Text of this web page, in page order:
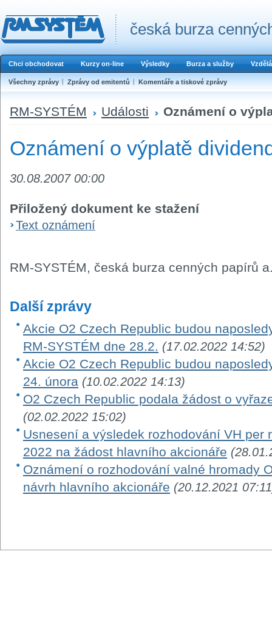
česká burza
Chci obchodovat Kurzy on-line Výsledky Burza a služby
Všechny zprávy Zprávy od emitentů Komentáře a tiskové zprávy
RM-SYSTÉM Události Oznámení o
Oznámení o výplatě
30.08.2007 00:00
Přiložený dokument ke stažení
Text oznámení
RM-SYSTÉM, česká burza cenných papírů
Další zprávy
Akcie O2 Czech Republic budou
RM-SYSTÉM dne 28.2. (17.02.2022 14:52)
Akcie O2 Czech Republic budou
24. února (10.02.2022 14:13)
O2 Czech Republic podala žádost o
(02.02.2022 15:02)
Usnesení a výsledek rozhodování VH per
2022 na žádost hlavního akcionáře
Oznámení o rozhodování valné hromady
návrh hlavního akcionáře (20.12.2021